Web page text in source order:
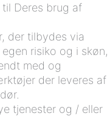
Deres brug af
der tilbydes via
risiko og i skøn,
med og
der leveres af
tjenester og / eller